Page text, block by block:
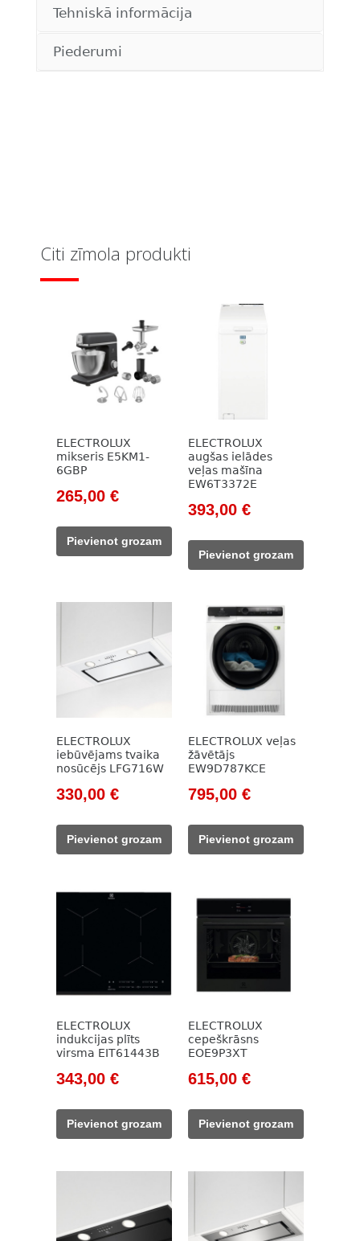
Tehniskā informācija
Piederumi
Citi zīmola produkti
ELECTROLUX
mikseris E5KM1-
6GBP
Original
was:
365,00 €.
265,00 €Current
265,00 €.
Pievienot grozam
ELECTROLUX
augšas ielādes
veļas mašīna
EW6T3372E
Original
was:
573,00 €.
393,00 €Current
393,00 €.
Pievienot grozam
ELECTROLUX
iebūvējams tvaika
nosūcējs LFG716W
Original
was:
504,00 €.
330,00 €Current
330,00 €.
Pievienot grozam
ELECTROLUX veļas
žāvētājs
EW9D787KCE
Original
was:
1
795,00 €Current
795,00 €.
Pievienot grozam
ELECTROLUX
indukcijas plīts
virsma EIT61443B
Original
was:
540,00 €.
343,00 €Current
343,00 €.
Pievienot grozam
ELECTROLUX
cepeškrāsns
EOE9P3XT
Original
was:
1
615,00 €Current
615,00 €.
Pievienot grozam